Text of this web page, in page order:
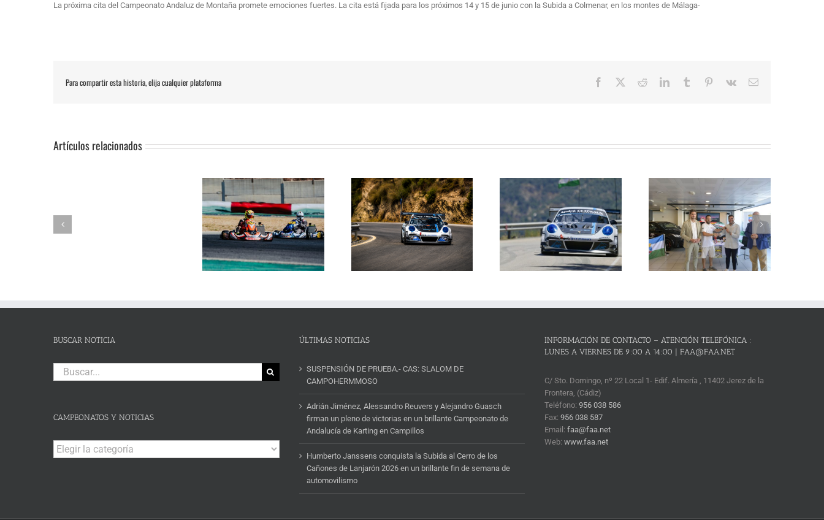
La próxima cita del Campeonato Andaluz de Montaña promete emociones fuertes. La cita está fijada para los próximos 14 y 15 de junio con la Subida a Colmenar, en los montes de Málaga-
Para compartir esta historia, elija cualquier plataforma Facebook RedditLinkedInTumblr Pinterest
Vk
Correo
Artículos relacionados
Humberto Janssens conquista la
Subida al Cerro de los Cañones
de Lanjarón 2026 en un brillante
fin de semana de automovilismo
La Subida al Cerro de los
Cañones levanta hoy el telón con
un cartel de lujo
La Subida al Cerro de los
Cañones – Lanjarón 2026 se
presenta con lleno absoluto de
inscritos y el reto de revalidar su
condición de mejor prueba
andaluza de montaña
BUSCAR NOTICIA
Buscar:
CAMPEONATOS Y NOTICIAS
Campeonatos
y
ÚLTIMAS NOTICIAS
SUSPENSIÓN DE PRUEBA.- CAS: SLALOM DE
CAMPOHERMMOSO
Adrián Jiménez, Alessandro Reuvers y Alejandro Guasch
firman un pleno de victorias en un brillante Campeonato de
Andalucía de Karting en Campillos
Humberto Janssens conquista la Subida al Cerro de los
Cañones de Lanjarón 2026 en un brillante fin de semana de
automovilismo
INFORMACIÓN DE CONTACTO – ATENCIÓN TELEFÓNICA :
LUNES A VIERNES DE 9:00 A 14:00 | FAA@FAA.NET
C/ Sto. Domingo, nº 22 Local 1- Edif. Almería , 11402 Jerez de la
Frontera, (Cádiz)
Teléfono:956 038 586
Fax:956 038 587
Email:faa@faa.net
Web:www.faa.net